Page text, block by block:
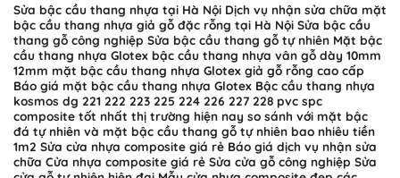
Sửa bậc cầu thang nhựa tại Hà Nội Dịch vụ nhận sửa chữa mặt
bậc cầu thang nhựa giả gỗ đặc rỗng tại Hà Nội Sửa bậc cầu
thang gỗ công nghiệp Sửa bậc cầu thang gỗ tự nhiên Mặt bậc
cầu thang nhựa Glotex bậc cầu thang nhựa vân gỗ dày 10mm
12mm mặt bậc cầu thang nhựa Glotex giả gỗ rỗng cao cấp
Báo giá mặt bậc cầu thang nhựa Glotex Bậc cầu thang nhựa
kosmos dg 221 222 223 225 224 226 227 228 pvc spc
composite tốt nhất thị trường hiện nay so sánh với mặt bậc
đá tự nhiên và mặt bậc cầu thang gỗ tự nhiên bao nhiêu tiền
1m2 Sửa cửa nhựa composite giá rẻ Báo giá dịch vụ nhận sửa
chữa Cửa nhựa composite giá rẻ Sửa cửa gỗ công nghiệp Sửa